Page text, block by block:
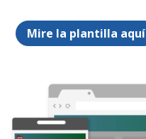
Mire la plantilla aquí